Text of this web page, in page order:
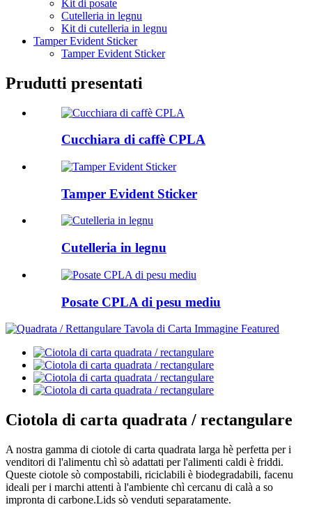
Kit di posate
Cutelleria in legnu
Kit di cutelleria in legnu
Tamper Evident Sticker
Tamper Evident Sticker
Prudutti presentati
Cucchiara di caffè CPLA
Tamper Evident Sticker
Cutelleria in legnu
Posate CPLA di pesu mediu
Ciotola di carta quadrata / rectangulare
A nostra gamma di ciotole di carta quadrata larga hè perfetta per i
venditori di l'alimentu chì sò adattati per l'alimenti caldi è friddi.
Queste ciotole sò compostabili, riciclabili è biodegradabili, facenu
ideali per i marchi attenti à l'ambiente chì cercanu di calà a so
impronta di carbone.Lids sò venduti separatamente.